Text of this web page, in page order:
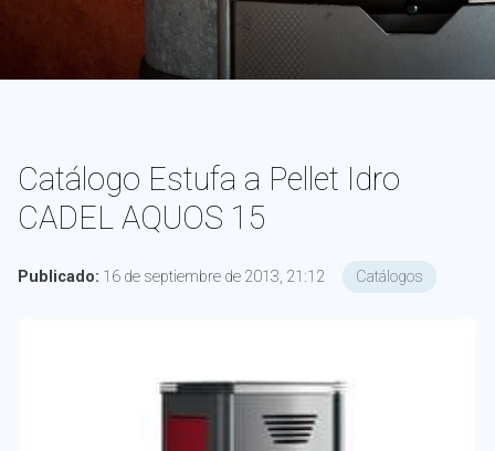
Catálogo Estufa a Pellet Idro
CADEL AQUOS 15
Publicado: 16 de septiembre de 2013, 21:12 Catálogos